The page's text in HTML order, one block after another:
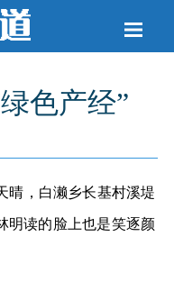
色产经”
晴，白濑乡长基村溪堤
明读的脸上也是笑逐颜